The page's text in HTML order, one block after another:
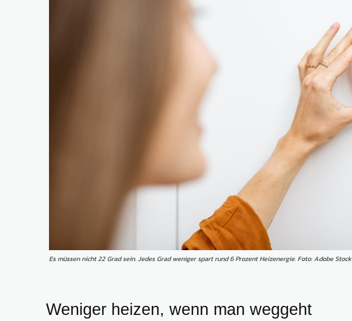
Es müssen nicht 22 Grad sein. Jedes Grad weniger spart rund 6 Prozent Heizenergie. Foto: Adobe Stock
Weniger heizen, wenn man weggeht